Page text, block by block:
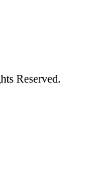
Reserved.